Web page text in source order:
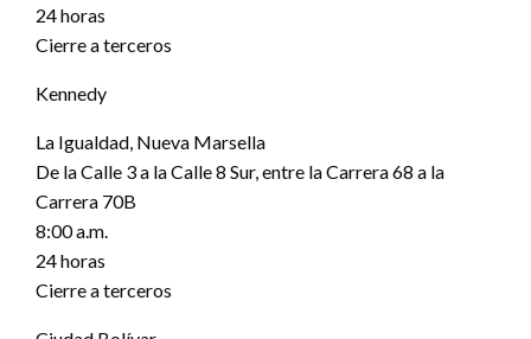
24 horas
Cierre a terceros
Kennedy
La Igualdad, Nueva Marsella
De la Calle 3 a la Calle 8 Sur, entre la Carrera 68 a la
Carrera 70B
8:00 a.m.
24 horas
Cierre a terceros